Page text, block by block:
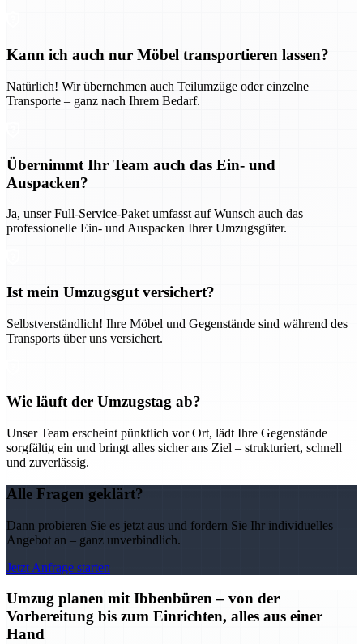
Kann ich auch nur Möbel transportieren lassen?
Natürlich! Wir übernehmen auch Teilumzüge oder einzelne
Transporte – ganz nach Ihrem Bedarf.
Übernimmt Ihr Team auch das Ein- und
Auspacken?
Ja, unser Full-Service-Paket umfasst auf Wunsch auch das
professionelle Ein- und Auspacken Ihrer Umzugsgüter.
Ist mein Umzugsgut versichert?
Selbstverständlich! Ihre Möbel und Gegenstände sind während des
Transports über uns versichert.
Wie läuft der Umzugstag ab?
Unser Team erscheint pünktlich vor Ort, lädt Ihre Gegenstände
sorgfältig ein und bringt alles sicher ans Ziel – strukturiert, schnell
und zuverlässig.
Alle Fragen geklärt?
Dann probieren Sie es jetzt aus und fordern Sie Ihr individuelles
Angebot an – ganz unverbindlich.
Jetzt Anfrage starten
Umzug planen mit Ibbenbüren – von der
Vorbereitung bis zum Einrichten, alles aus einer
Hand